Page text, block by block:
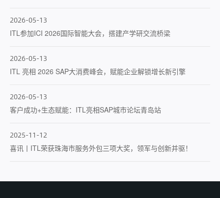
2026-05-13
ITL参加ICI 2026国际智能大会，搭建产学研交流桥梁
2026-05-13
ITL 亮相 2026 SAP大消费峰会，赋能企业解锁增长新引擎
2026-05-13
客户成功+生态赋能：ITL亮相SAP城市论坛青岛站
2025-11-12
喜讯丨ITL荣获珠海市服务外包三项大奖，领军与创新并驱！